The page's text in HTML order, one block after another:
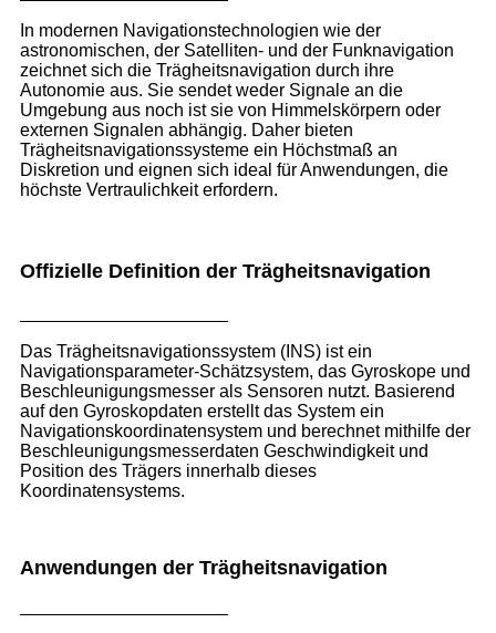
In modernen Navigationstechnologien wie der
astronomischen, der Satelliten- und der Funknavigation
zeichnet sich die Trägheitsnavigation durch ihre
Autonomie aus. Sie sendet weder Signale an die
Umgebung aus noch ist sie von Himmelskörpern oder
externen Signalen abhängig. Daher bieten
Trägheitsnavigationssysteme ein Höchstmaß an
Diskretion und eignen sich ideal für Anwendungen, die
höchste Vertraulichkeit erfordern.
Offizielle Definition der Trägheitsnavigation
Das Trägheitsnavigationssystem (INS) ist ein
Navigationsparameter-Schätzsystem, das Gyroskope und
Beschleunigungsmesser als Sensoren nutzt. Basierend
auf den Gyroskopdaten erstellt das System ein
Navigationskoordinatensystem und berechnet mithilfe der
Beschleunigungsmesserdaten Geschwindigkeit und
Position des Trägers innerhalb dieses
Koordinatensystems.
Anwendungen der Trägheitsnavigation